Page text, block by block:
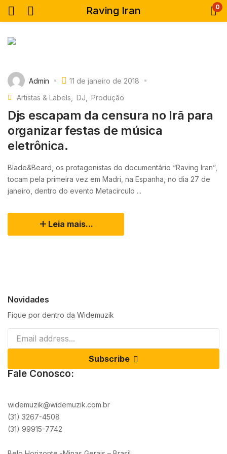
Raving Iran 0
Admin
11 de janeiro de 2018
Artistas & Labels
DJ Produção
Djs escapam da censura no Irã para
organizar festas de música
eletrônica.
Blade&Beard, os protagonistas do documentário “Raving Iran”,
tocam pela primeira vez em Madri, na Espanha, no dia 27 de
janeiro, dentro do evento Metacirculo ...
Leia mais...
Novidades
Fique por dentro da Widemuzik
Subscribe
Fale Conosco:
widemuzik@widemuzik.com.br
(31) 3267-4508
(31) 99915-7742